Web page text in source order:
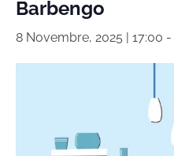
Barbengo
8 Novembre, 2025 | 17:00 -